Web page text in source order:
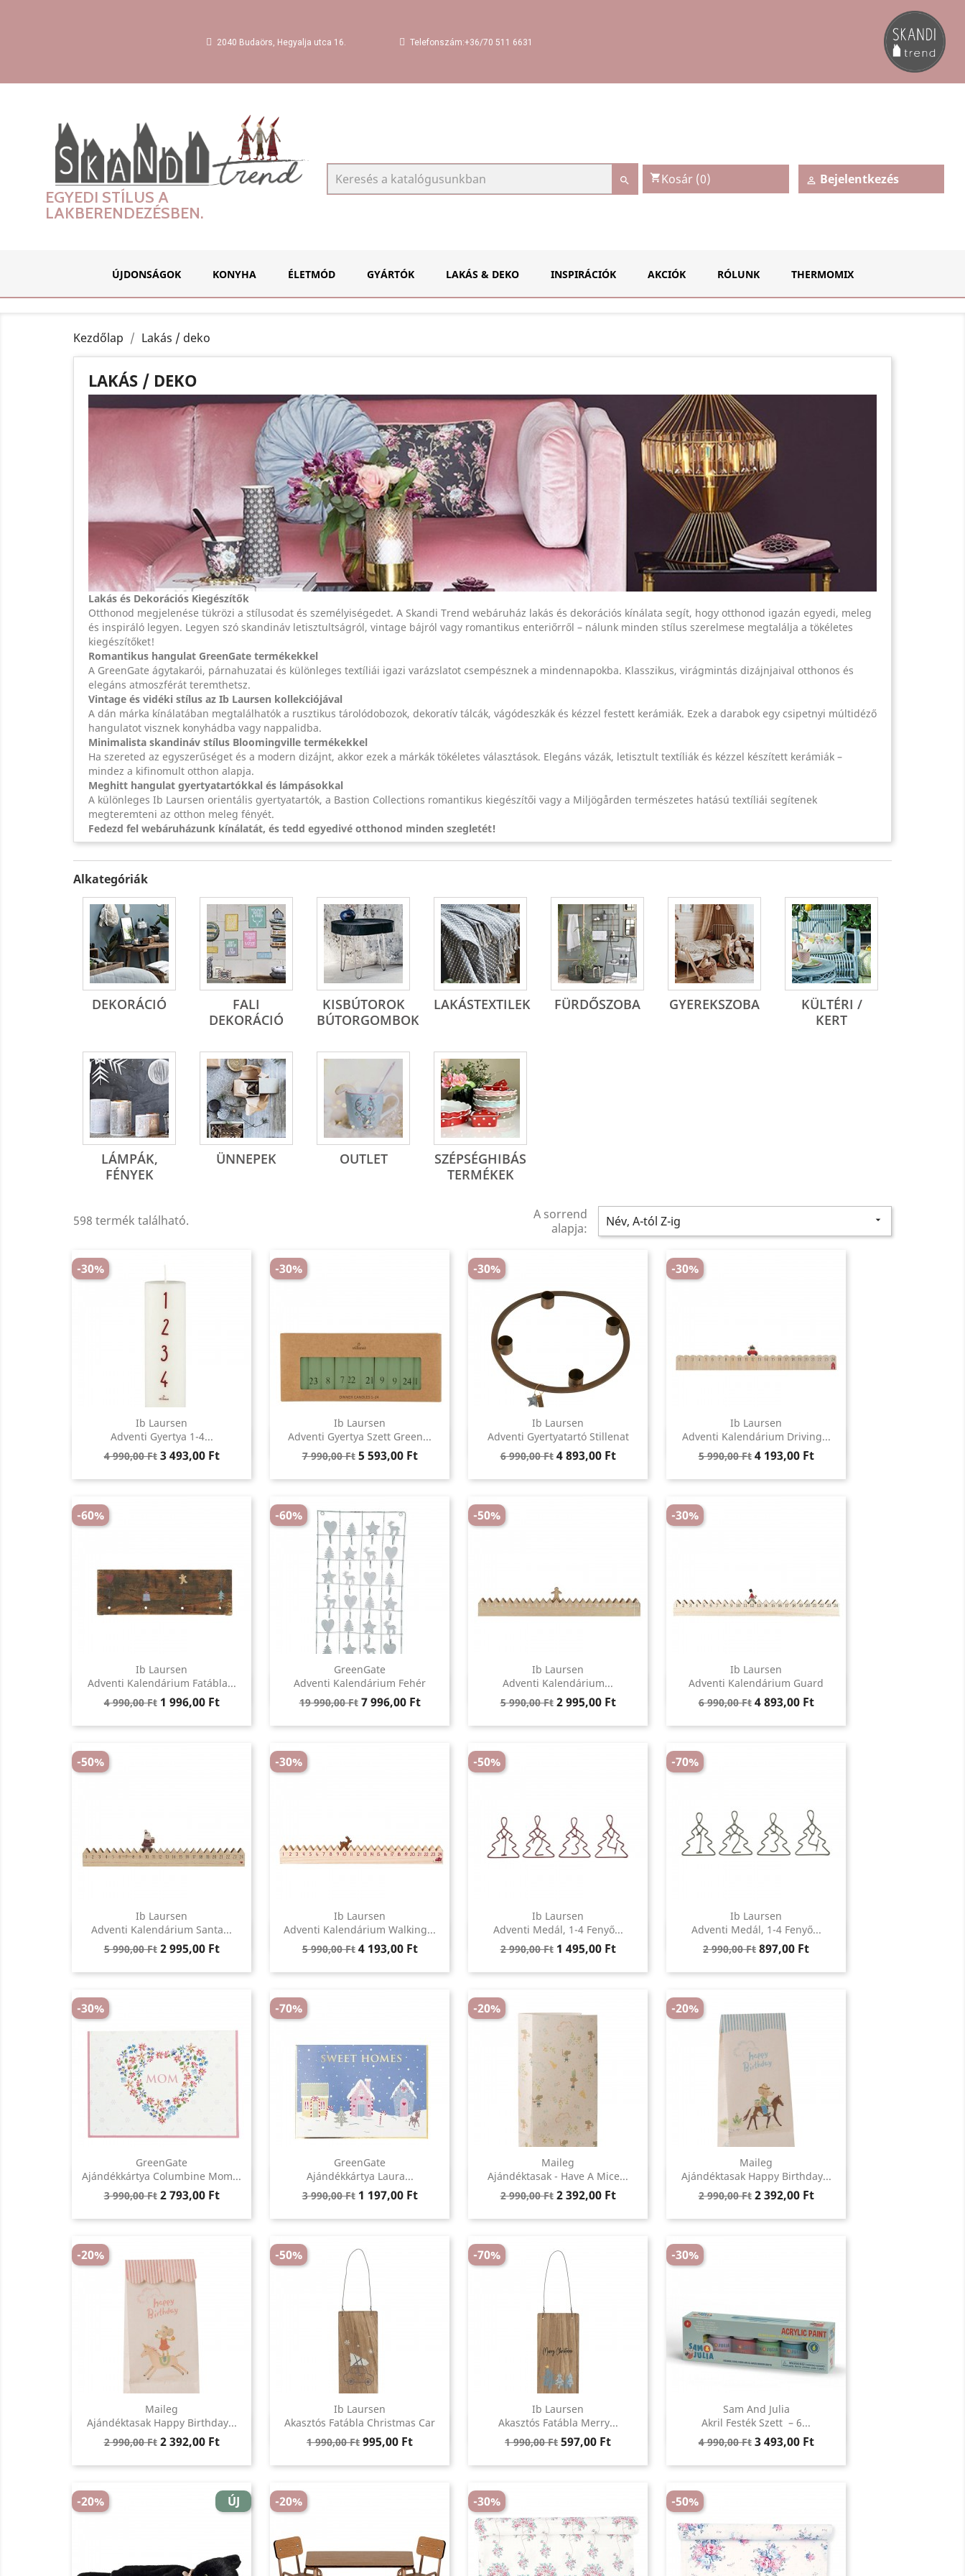
2040 Budaörs, Hegyalja utca 16. Telefonszám:+36/70 511 6631
EGYEDI STÍLUS A
LAKBERENDEZÉSBEN.
 shopping_cartKosár (0)  Bejelentkezés
ÚJDONSÁGOK KONYHA ÉLETMÓD GYÁRTÓK LAKÁS & DEKO INSPIRÁCIÓK AKCIÓK RÓLUNK THERMOMIX
Kezdőlap Lakás / deko
LAKÁS / DEKO
Lakás és Dekorációs Kiegészítők
Otthonod megjelenése tükrözi a stílusodat és személyiségedet. A Skandi Trend webáruház lakás és dekorációs kínálata segít, hogy otthonod igazán egyedi, meleg
és inspiráló legyen. Legyen szó skandináv letisztultságról, vintage bájról vagy romantikus enteriőrről – nálunk minden stílus szerelmese megtalálja a tökéletes
kiegészítőket!
Romantikus hangulat GreenGate termékekkel
A GreenGate ágytakarói, párnahuzatai és különleges textíliái igazi varázslatot csempésznek a mindennapokba. Klasszikus, virágmintás dizájnjaival otthonos és
elegáns atmoszférát teremthetsz.
Vintage és vidéki stílus az Ib Laursen kollekciójával
A dán márka kínálatában megtalálhatók a rusztikus tárolódobozok, dekoratív tálcák, vágódeszkák és kézzel festett kerámiák. Ezek a darabok egy csipetnyi múltidéző
hangulatot visznek konyhádba vagy nappalidba.
Minimalista skandináv stílus Bloomingville termékekkel
Ha szereted az egyszerűséget és a modern dizájnt, akkor ezek a márkák tökéletes választások. Elegáns vázák, letisztult textíliák és kézzel készített kerámiák –
mindez a kifinomult otthon alapja.
Meghitt hangulat gyertyatartókkal és lámpásokkal
A különleges Ib Laursen orientális gyertyatartók, a Bastion Collections romantikus kiegészítői vagy a Miljögården természetes hatású textíliái segítenek
megteremteni az otthon meleg fényét.
Fedezd fel webáruházunk kínálatát, és tedd egyedivé otthonod minden szegletét!
Alkategóriák
DEKORÁCIÓ
FALI
DEKORÁCIÓ
KISBÚTOROK
BÚTORGOMBOK
LAKÁSTEXTILEK FÜRDŐSZOBA GYEREKSZOBA
KÜLTÉRI /
KERT
LÁMPÁK,
FÉNYEK
ÜNNEPEK OUTLET
SZÉPSÉGHIBÁS
TERMÉKEK
598 termék található.
A sorrend
alapja:
Név, A-tól Z-ig 
Ib Laursen
Adventi Gyertya 1-4...
Regular
4 990,00 Ft Ár
3 493,00 Ft
-30%
Előnézet
Ib Laursen
Adventi Gyertya Szett Green...
Regular
7 990,00 Ft Ár
5 593,00 Ft
-30%
Előnézet
Ib Laursen
Adventi Gyertyatartó Stillenat
Regular
6 990,00 Ft Ár
4 893,00 Ft
-30%
Előnézet
Ib Laursen
Adventi Kalendárium Driving...
Regular
5 990,00 Ft Ár
4 193,00 Ft
-30%
 Előnézet
Ib Laursen
Adventi Kalendárium Fatábla...
Regular
4 990,00 Ft Ár
1 996,00 Ft
-60%
 Előnézet
GreenGate
Adventi Kalendárium Fehér
Regular
19 990,00 Ft Ár
7 996,00 Ft
-60%
Előnézet
Ib Laursen
Adventi Kalendárium...
Regular
5 990,00 Ft Ár
2 995,00 Ft
-50%
 Előnézet
Ib Laursen
Adventi Kalendárium Guard
Regular
6 990,00 Ft Ár
4 893,00 Ft
-30%
Előnézet
Ib Laursen
Adventi Kalendárium Santa...
Regular
5 990,00 Ft Ár
2 995,00 Ft
-50%
Előnézet
Ib Laursen
Adventi Kalendárium Walking...
Regular
5 990,00 Ft Ár
4 193,00 Ft
-30%
Előnézet
Ib Laursen
Adventi Medál, 1-4 Fenyő...
Regular
2 990,00 Ft Ár
1 495,00 Ft
-50%
Előnézet
Ib Laursen
Adventi Medál, 1-4 Fenyő...
Regular
2 990,00 Ft Ár
897,00 Ft
-70%
Előnézet
GreenGate
Ajándékkártya Columbine Mom...
Regular
3 990,00 Ft Ár
2 793,00 Ft
-30%
Előnézet
GreenGate
Ajándékkártya Laura...
Regular
3 990,00 Ft Ár
1 197,00 Ft
-70%
Előnézet
Maileg
Ajándéktasak - Have A Mice...
Regular
2 990,00 Ft Ár
2 392,00 Ft
-20%
Előnézet
Maileg
Ajándéktasak Happy Birthday...
Regular
2 990,00 Ft Ár
2 392,00 Ft
-20%
Előnézet
Maileg
Ajándéktasak Happy Birthday...
Regular
2 990,00 Ft Ár
2 392,00 Ft
-20%
Előnézet
Ib Laursen
Akasztós Fatábla Christmas Car
Regular
1 990,00 Ft Ár
995,00 Ft
-50%
Előnézet
Ib Laursen
Akasztós Fatábla Merry...
Regular
1 990,00 Ft Ár
597,00 Ft
-70%
Előnézet
Sam And Julia
Akril Festék Szett – 6...
Regular
4 990,00 Ft Ár
3 493,00 Ft
-30%
Előnézet
-20% ÚJ -20% -30% -50%